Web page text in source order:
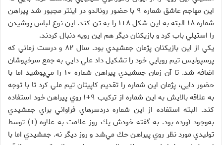
اين مهاجم عاشق شماره ۹ با حضور رونالدو در اينتر مجبور شد پيراهن
شماره ۱۸ البته به اين شكل ۸+۱ را به تن كند. اين نوع لباس پوشيدن
را استيلي باب كرد و بازيكنان ديگر هم اين رويه دنبال كردند.
يكي از اين بازيكنان پژمان جمشيدي بود. سال ۸۲ و درست زماني كه
پرسپوليس تيم رويايي خود را تشكيل داد علي دايي به جمع سرخپوشان
اضافه شد. تا آن زمان جمشيدي پيراهن شماره ۱۰ را مي‌پوشيد اما با
حضور دايي، پژمان اين شماره را تقديم كاپيتان تيم ملي كرد تا با توجه
به علاقه بالايش به اين شماره از تركيب ۹+۱ روي پيراهن خود استفاده
كند. البته استفاده از اين شماره دردسرهاي فراواني براي جمشيدي
به‌وجود آورده بود. به گفته خودش يك روز علامت به علاوه (+) توسط
توليدي مورد نظر روي پيراهن حك مي‌شد و روز ديگر نه. جمشيدي اما با